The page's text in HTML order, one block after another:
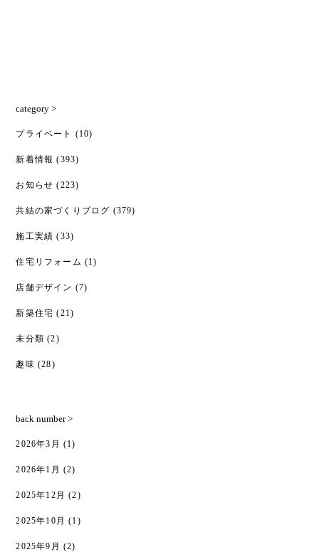
category >
プライベート (10)
新着情報 (393)
お知らせ (223)
共結の家づくりブログ (379)
施工実績 (33)
住宅リフォーム (1)
店舗デザイン (7)
新築住宅 (21)
未分類 (2)
趣味 (28)
back number >
2026年3月 (1)
2026年1月 (2)
2025年12月 (2)
2025年10月 (1)
2025年9月 (2)